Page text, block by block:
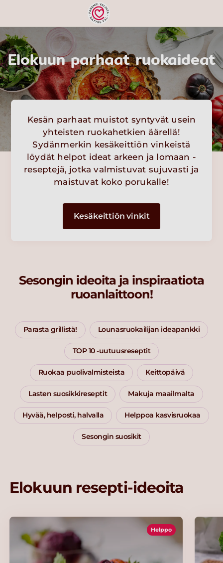
Elokuun parhaat ruokaideat
Kesän parhaat muistot syntyvät usein
yhteisten ruokahetkien äärellä!
Sydänmerkin kesäkeittiön vinkeistä
löydät helpot ideat arkeen ja lomaan -
reseptejä, jotka valmistuvat sujuvasti ja
maistuvat koko porukalle!
Kesäkeittiön vinkit
Sesongin ideoita ja inspiraatiota
ruoanlaittoon!
Parasta grillistä! Lounasruokailijan ideapankki
TOP 10 -uutuusreseptit
Ruokaa puolivalmisteista Keittopäivä
Lasten suosikkireseptit Makuja maailmalta
Hyvää, helposti, halvalla Helppoa kasvisruokaa
Sesongin suosikit
Elokuun resepti-ideoita
Helppo